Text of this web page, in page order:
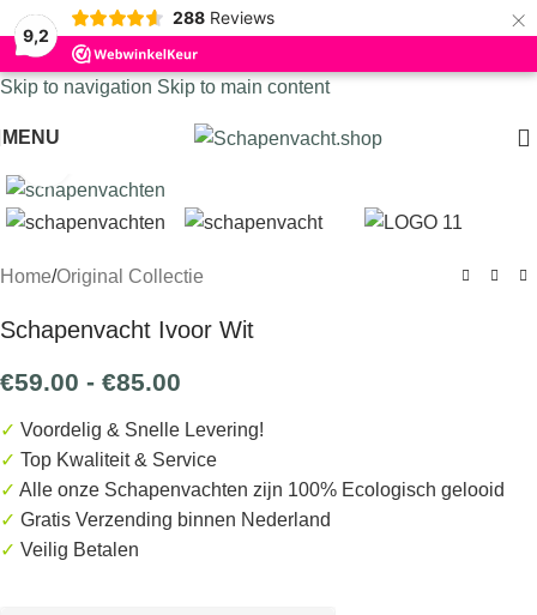
9,2
288 Reviews ×
Skip to navigation Skip to main content
MENU
Home/Original Collectie
Schapenvacht Ivoor Wit
€59.00 - €85.00
✓ Voordelig & Snelle Levering!
✓ Top Kwaliteit & Service
✓ Alle onze Schapenvachten zijn 100% Ecologisch gelooid
✓ Gratis Verzending binnen Nederland
✓ Veilig Betalen